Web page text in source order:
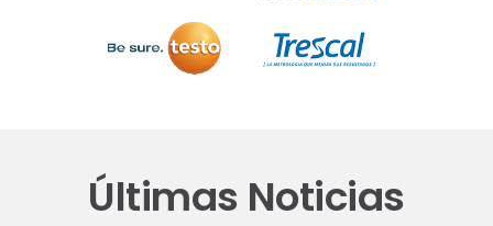
Últimas Noticias